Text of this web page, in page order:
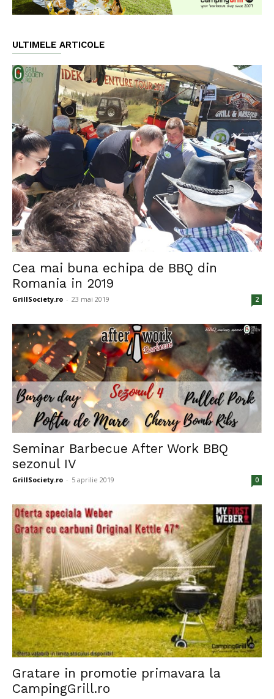
ULTIMELE ARTICOLE
Cea mai buna echipa de BBQ din
Romania in 2019
GrillSociety.ro - 23 mai 2019 2
Seminar Barbecue After Work BBQ
sezonul IV
GrillSociety.ro - 5 aprilie 2019 0
Gratare in promotie primavara la
CampingGrill.ro